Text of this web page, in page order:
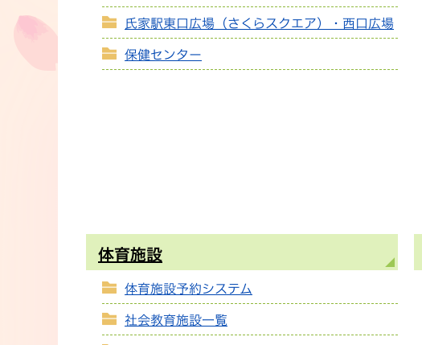
氏家駅東口広場（さくらスクエア）・西口広場
保健センター
体育施設
体育施設予約システム
社会教育施設一覧